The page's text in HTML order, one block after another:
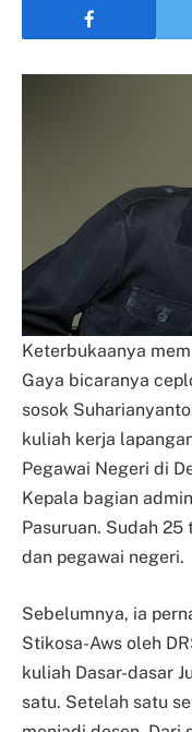
Keterbukaanya
Gaya bicaranya
sosok
kuliah kerja
Pegawai Negeri di
Kepala bagian
Pasuruan. Sudah
dan pegawai negeri.
Sebelumnya, ia
Stikosa-Aws oleh
kuliah Dasar-dasar
satu. Setelah satu